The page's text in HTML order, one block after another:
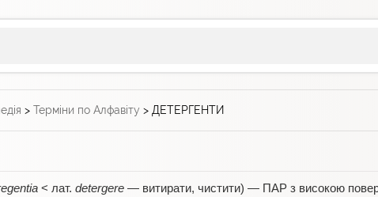
> Терміни по Алфавіту > ДЕТЕРГЕНТИ
< лат. detergere — витирати, чистити) — ПАР з високою